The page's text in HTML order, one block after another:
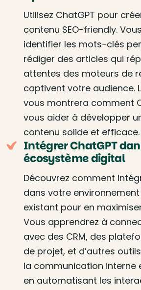
Utilisez ChatGPT pour
contenu SEO-friendly.
identifier les mots-clés
rédiger des articles qui
attentes des moteurs de
captivent votre audience.
vous montrera comment
vous aider à développer
contenu solide et efficace.
Intégrer ChatGPT
écosystème digital
Découvrez comment
dans votre
existant pour en
Vous apprendrez à
avec des CRM, des
de projet, et d’autres
la communication interne
en automatisant les